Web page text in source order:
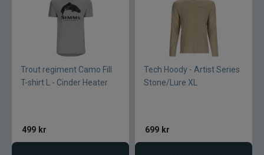
Specimenfiske
Trout regiment Camo Fill
T-shirt L - Cinder Heater
499 kr
Tech Hoody - Artist Series
Stone/Lure XL
699 kr